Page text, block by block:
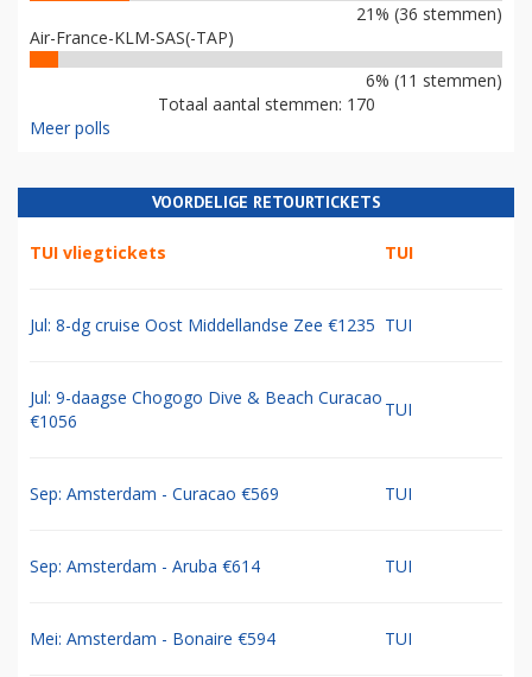
21% (36 stemmen)
Air-France-KLM-SAS(-TAP)
6% (11 stemmen)
Totaal aantal stemmen: 170
Meer polls
VOORDELIGE RETOURTICKETS
TUI vliegtickets TUI
Jul: 8-dg cruise Oost Middellandse Zee €1235 TUI
Jul: 9-daagse Chogogo Dive & Beach Curacao
€1056
TUI
Sep: Amsterdam - Curacao €569 TUI
Sep: Amsterdam - Aruba €614 TUI
Mei: Amsterdam - Bonaire €594 TUI